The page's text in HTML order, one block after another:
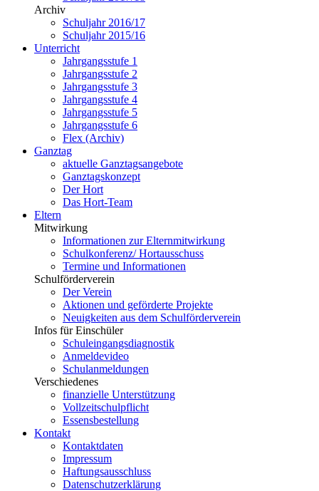
Archiv
Schuljahr 2016/17
Schuljahr 2015/16
Unterricht
Jahrgangsstufe 1
Jahrgangsstufe 2
Jahrgangsstufe 3
Jahrgangsstufe 4
Jahrgangsstufe 5
Jahrgangsstufe 6
Flex (Archiv)
Ganztag
aktuelle Ganztagsangebote
Ganztagskonzept
Der Hort
Das Hort-Team
Eltern
Mitwirkung
Informationen zur Elternmitwirkung
Schulkonferenz/ Hortausschuss
Termine und Informationen
Schulförderverein
Der Verein
Aktionen und geförderte Projekte
Neuigkeiten aus dem Schulförderverein
Infos für Einschüler
Schuleingangsdiagnostik
Anmeldevideo
Schulanmeldungen
Verschiedenes
finanzielle Unterstützung
Vollzeitschulpflicht
Essensbestellung
Kontakt
Kontaktdaten
Impressum
Haftungsausschluss
Datenschutzerklärung